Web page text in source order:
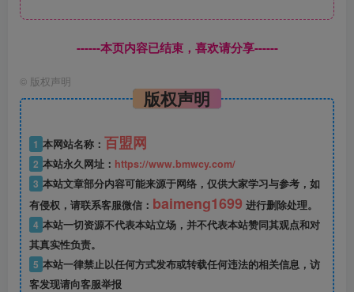
------本页内容已结束，喜欢请分享------
© 版权声明
版权声明
1 本网站名称： 百盟网
2 本站永久网址： https://www.bmwcy.com/
3 本站文章部分内容可能来源于网络，仅供大家学习与参考，如
有侵权，请联系客服微信： baimeng1699 进行删除处理。
4 本站一切资源不代表本站立场，并不代表本站赞同其观点和对
其真实性负责。
5 本站一律禁止以任何方式发布或转载任何违法的相关信息，访
客发现请向客服举报